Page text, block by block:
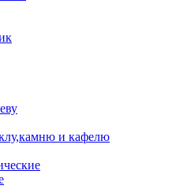
и кафелю